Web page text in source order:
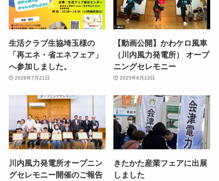
生活クラブ生協埼玉様の
「再エネ・省エネフェア」
へ参加しました。
2026年7月21日
【動画公開】かわケロ風車
（川内風力発電所） オープ
ニングセレモニー
2025年6月13日
川内風力発電所オープニン
グセレモニー開催のご報告
きたかた産業フェアに出展
しました